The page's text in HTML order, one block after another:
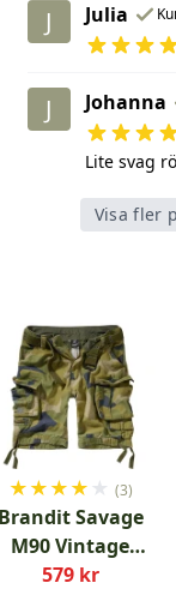
J Julia
J Johanna
Lite svag
Visa fler
★★★★ ★ (3)
Brandit Savage
M90 Vintage
Shorts
579 kr